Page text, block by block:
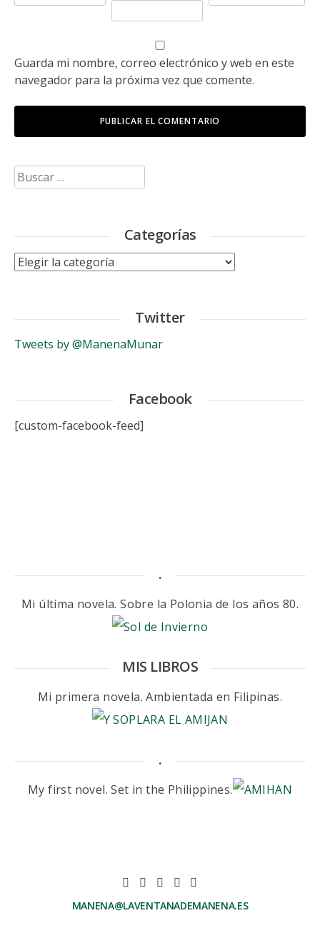
Guarda mi nombre, correo electrónico y web en este
navegador para la próxima vez que comente.
Buscar:
Categorías
Categorías
Twitter
Tweets by @ManenaMunar
Facebook
[custom-facebook-feed]
.
Mi última novela. Sobre la Polonia de los años 80.
MIS LIBROS
Mi primera novela. Ambientada en Filipinas.
.
My first novel. Set in the Philippines.
MANENA@LAVENTANADEMANENA.ES